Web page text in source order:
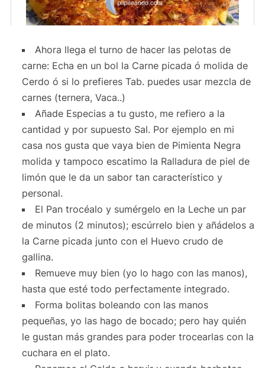
Ahora llega el turno de hacer las pelotas de
carne: Echa en un bol la Carne picada ó molida de
Cerdo ó si lo prefieres Tab. puedes usar mezcla de
carnes (ternera, Vaca..)
Añade Especias a tu gusto, me refiero a la
cantidad y por supuesto Sal. Por ejemplo en mi
casa nos gusta que vaya bien de Pimienta Negra
molida y tampoco escatimo la Ralladura de piel de
limón que le da un sabor tan característico y
personal.
El Pan trocéalo y sumérgelo en la Leche un par
de minutos (2 minutos); escúrrelo bien y añádelos a
la Carne picada junto con el Huevo crudo de
gallina.
Remueve muy bien (yo lo hago con las manos),
hasta que esté todo perfectamente integrado.
Forma bolitas boleando con las manos
pequeñas, yo las hago de bocado; pero hay quién
le gustan más grandes para poder trocearlas con la
cuchara en el plato.